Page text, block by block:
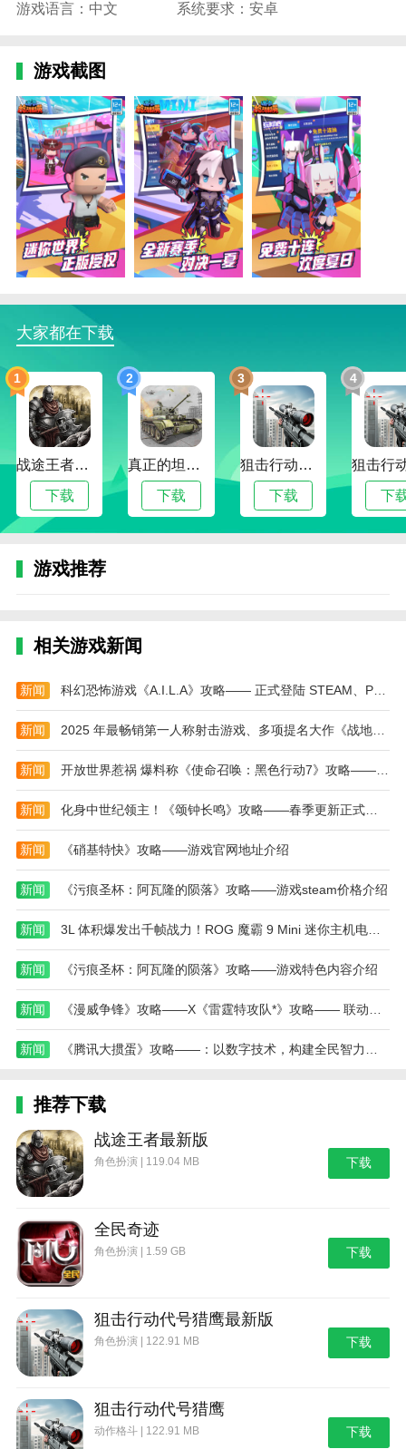
上次退出的时间重新开始游戏，而不必从头开始；
和规则介绍，以帮助新玩家更快地开始并享受游戏；
4.灵活的游戏时间：游戏允许玩家随时退出，没有
时间限制，适合忙碌的玩家在碎片化的时间里玩游戏。
游戏优势
1.多样化的武器和道具：游戏提供了多种不同类型
的武器和丰富的道具，以满足玩家多样化的战斗需求；
2.升级系统：武器和弹药配备了升级系统。玩家可
以通过升级来提高装备的性能，增加射击战斗的力量；
可以获得各种奖励，包括金币和经验值，以增强角色的
力量；
4.游戏目标：玩家需要不断探索和战斗以升级他们
的武器和装备，以完成更多关卡和任务。
游戏玩法
1.升级武器装备：玩家可以通过不断升级武器装备
来增强射击战斗力，增加游戏体验的乐趣；
2.探索像素场景：游戏设置了多种像素风格的游戏
场景等待玩家去探索和体验，增强了游戏中探索的乐
趣；
独特刺激；
射击战斗玩法相结合，为玩家提供了丰富独特的游戏体
验。
编辑测评
这款游戏可以给玩家带来无与伦比的快节奏枪战体
验，还提供了多种多样的游戏模式，轻松满足不同玩家
的需求，自由让玩家制定各种射击战术来应对危险，轻
松消灭更多的敌人来获得成就和荣誉。
本站为您提供迷你枪战精英 免登录版的 手机游戏
，欢迎大家记住本站网址，本站是您下载安卓手游app
最好的网站！
游戏语言：中文
系统要求：安卓
游戏截图
大家都在下载
1
战途王者最新版
下载
2
真正的坦克大战
下载
3
狙击行动代号猎鹰最新版
下载
4
下
游戏推荐
相关游戏新闻
新闻 科幻恐怖游戏《A.I.L.A》攻略—— 正式登陆 STEAM、PS和 Xbox 平台！
新闻 2025 年最畅销第一人称射击游戏、多项提名大作《战地风云 6》攻略——开放特殊免费试玩活动
新闻 开放世界惹祸 爆料称《使命召唤：黑色行动7》攻略——战役模式拉跨
新闻 化身中世纪领主！《颂钟长鸣》攻略——春季更新正式上线，带来最真实中世纪体验
新闻 《硝基特快》攻略——游戏官网地址介绍
新闻 《污痕圣杯：阿瓦隆的陨落》攻略——游戏steam价格介绍
新闻 3L 体积爆发出千帧战力！ROG 魔霸 9 Mini 迷你主机电竞新宠儿
新闻 《污痕圣杯：阿瓦隆的陨落》攻略——游戏特色内容介绍
新闻
新闻
推荐下载
战途王者最新版
角色扮演 | 119.04 MB 下载
全民奇迹
角色扮演 | 1.59 GB 下载
狙击行动代号猎鹰最新版
角色扮演 | 122.91 MB 下载
狙击行动代号猎鹰
动作格斗 | 122.91 MB 下载